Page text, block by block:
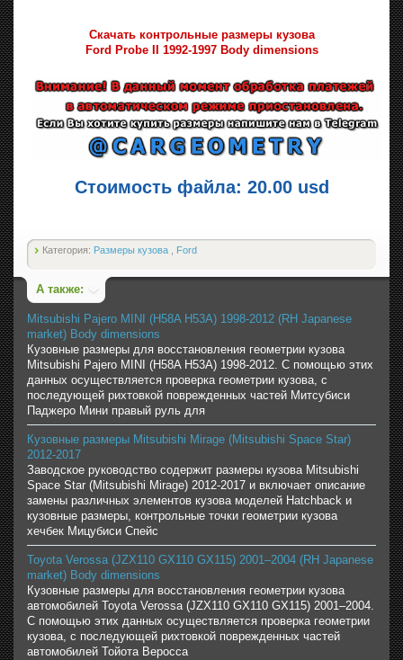
Скачать контрольные размеры кузова
Ford Probe II 1992-1997 Body dimensions
Стоимость файла: 20.00 usd
Категория: Размеры кузова Ford
А также:
Mitsubishi Pajero MINI (H58A H53A) 1998-2012 (RH Japanese
market) Body dimensions
Кузовные размеры для восстановления геометрии кузова
Mitsubishi Pajero MINI (H58A H53A) 1998-2012. С помощью этих
данных осуществляется проверка геометрии кузова, с
последующей рихтовкой поврежденных частей Митсубиси
Паджеро Мини правый руль для
Кузовные размеры Mitsubishi Mirage (Mitsubishi Space Star)
2012-2017
Заводское руководство содержит размеры кузова Mitsubishi
Space Star (Mitsubishi Mirage) 2012-2017 и включает описание
замены различных элементов кузова моделей Hatchback и
кузовные размеры, контрольные точки геометрии кузова
хечбек Мицубиси Спейс
Toyota Verossa (JZX110 GX110 GX115) 2001–2004 (RH Japanese
market) Body dimensions
Кузовные размеры для восстановления геометрии кузова
автомобилей Toyota Verossa (JZX110 GX110 GX115) 2001–2004.
С помощью этих данных осуществляется проверка геометрии
кузова, с последующей рихтовкой поврежденных частей
автомобилей Тойота Веросса